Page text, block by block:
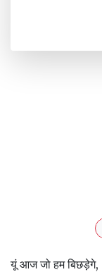
यूं आज जो हम बिछड़ेगे,